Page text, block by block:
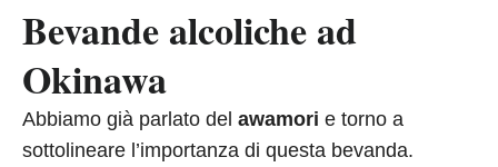
Bevande alcoliche ad
Okinawa
Abbiamo già parlato del awamori e torno a
sottolineare l’importanza di questa bevanda.